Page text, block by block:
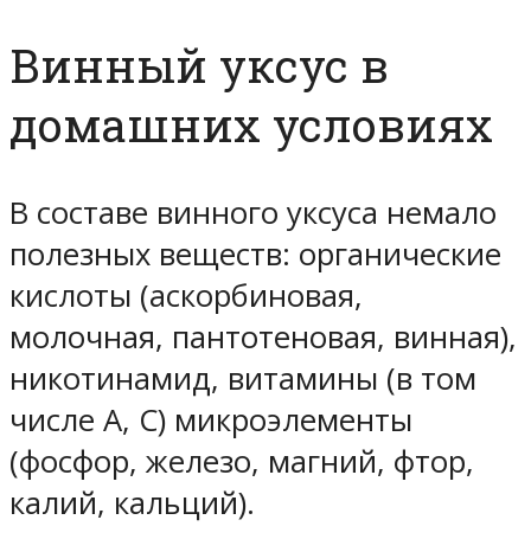
Винный уксус в
домашних условиях
В составе винного уксуса немало
полезных веществ: органические
кислоты (аскорбиновая,
молочная, пантотеновая, винная),
никотинамид, витамины (в том
числе А, С) микроэлементы
(фосфор, железо, магний, фтор,
калий, кальций).